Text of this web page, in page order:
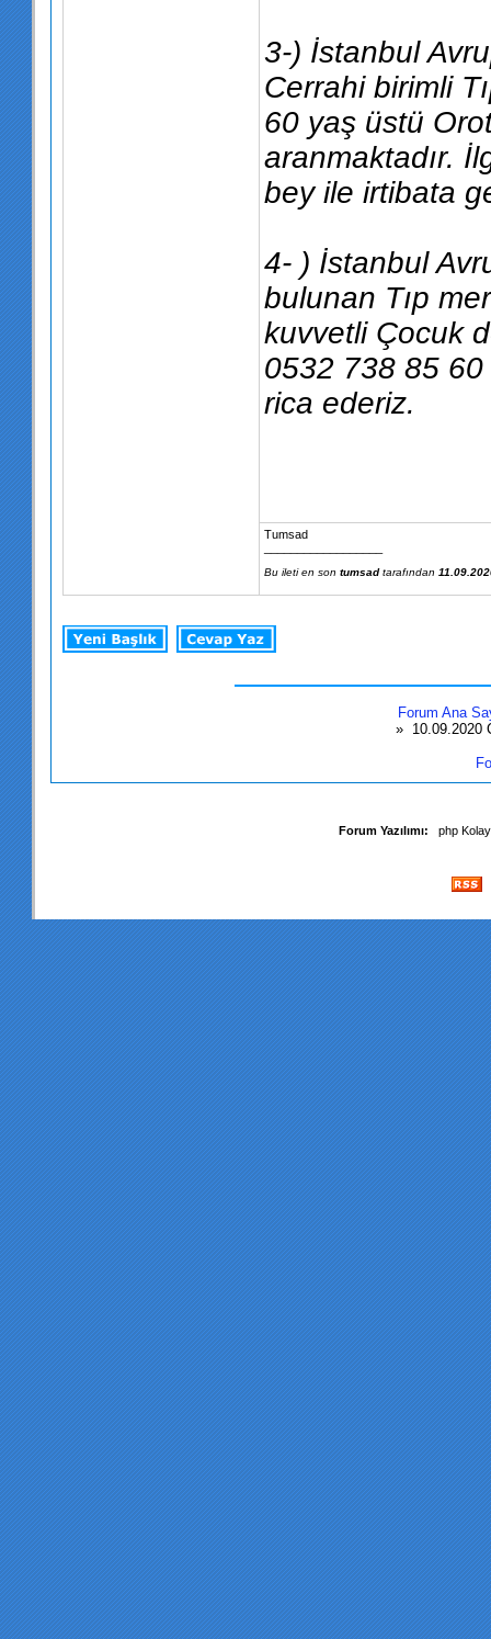
3-) İstanbul
Cerrahi birimli
60 yaş üstü
aranmaktadır.
bey ile irtibata
4- ) İstanbul
bulunan Tıp
kuvvetli Çocuk
0532 738 85 60
rica ederiz.
Tumsad
Bu ileti en son tumsadtarafından
Forum Ana
» 10.09.2020
Forum Yazılımı: php